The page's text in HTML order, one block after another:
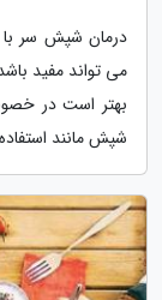
درمان شپش سر با
می تواند مفید
بهتر است در
شپش مانند